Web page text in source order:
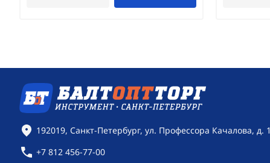
Контактная информация
192019, Санкт-Петербург, ул. Профессора Качалова, д.
+7 812 456-77-00